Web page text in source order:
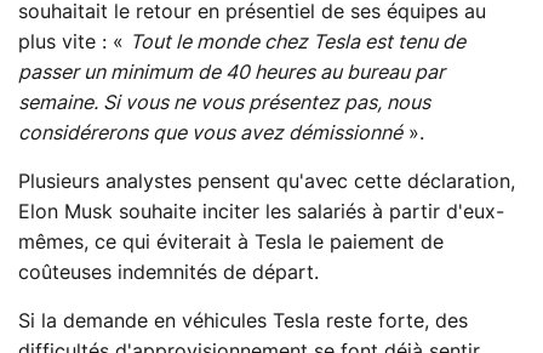
souhaitait le retour en présentiel de ses équipes au
plus vite : « Tout le monde chez Tesla est tenu de
passer un minimum de 40 heures au bureau par
semaine. Si vous ne vous présentez pas, nous
considérerons que vous avez démissionné».
Plusieurs analystes pensent qu'avec cette déclaration,
Elon Musk souhaite inciter les salariés à partir d'eux-
mêmes, ce qui éviterait à Tesla le paiement de
coûteuses indemnités de départ.
Si la demande en véhicules Tesla reste forte, des